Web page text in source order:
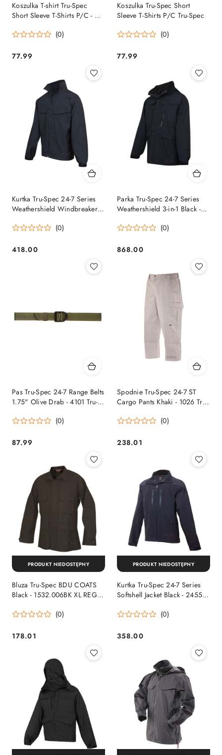
Koszulka T-shirt Tru-Spec
Short Sleeve T-Shirts P/C - 43
(0)
Cena:
77.99
Koszulka Tru-Spec Short
Sleeve T-Shirts P/C Tru-Spec
(0)
Cena:
77.99
Kurtka Tru-Spec 24-7 Series
Weathershield Windbreaker
(0)
Cena:
418.00
Parka Tru-Spec 24-7 Series
Weathershield 3-in-1 Black -
(0)
Cena:
868.00
Pas Tru-Spec 24-7 Range Belts
1.75" Olive Drab - 4101 Tru-
(0)
Cena:
87.99
Spodnie Tru-Spec 24-7 ST
Cargo Pants Khaki - 1026 Tru-
(0)
Cena:
238.01
Bluza Tru-Spec BDU COATS
Black - 1532.006BK XL REG
(0)
Cena:
178.01
PRODUKT NIEDOSTĘPNY
Kurtka Tru-Spec 24-7 Series
Softshell Jacket Black - 2455
(0)
Cena:
358.00
PRODUKT NIEDOSTĘPNY